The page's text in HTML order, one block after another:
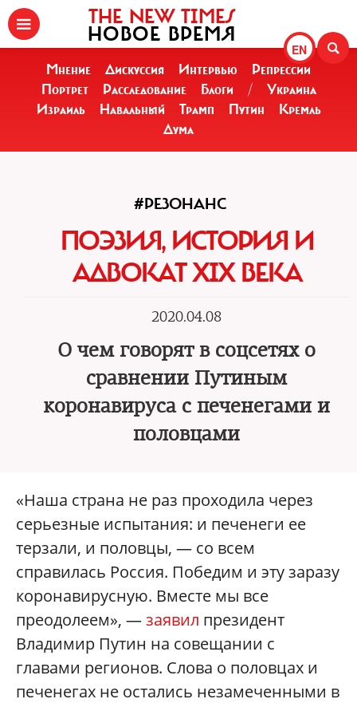
EN
THE NEW TIMES
НОВОЕ ВРЕМЯ
Мнение Дискуссия Интервью
Репрессии
Портрет
Расследование Блоги /
Украина
Израиль
Навальный Трамп Путин
Кремль
Дума
#РЕЗОНАНС
ПОЭЗИЯ, ИСТОРИЯ И
АДВОКАТ XIX ВЕКА
2020.04.08
О чем говорят в соцсетях о
сравнении Путиным
коронавируса с печенегами и
половцами
«Наша страна не раз проходила через
серьезные испытания: и печенеги ее
терзали, и половцы, — со всем
справилась Россия. Победим и эту заразу
коронавирусную. Вместе мы все
преодолеем», —заявил президент
Владимир Путин на совещании с
главами регионов. Слова о половцах и
печенегах не остались незамеченными в